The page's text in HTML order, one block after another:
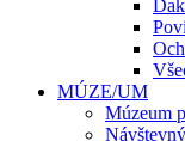
MÚZE/UM
Múzeum